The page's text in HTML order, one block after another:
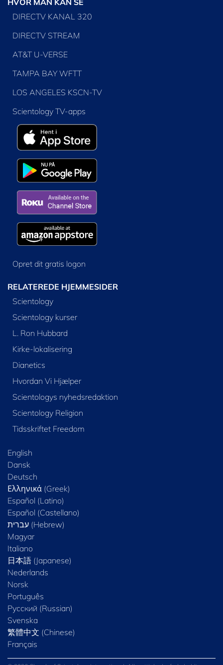
HVOR MAN KAN SE
DIRECTV KANAL 320
DIRECTV STREAM
AT&T U-VERSE
TAMPA BAY WFTT
LOS ANGELES KSCN-TV
Scientology TV-apps
Opret dit gratis logon
RELATEREDE HJEMMESIDER
Scientology
Scientology kurser
L. Ron Hubbard
Kirke-lokalisering
Dianetics
Hvordan Vi Hjælper
Scientologys nyhedsredaktion
Scientology Religion
Tidsskriftet Freedom
English
Dansk
Deutsch
Ελληνικά (Greek)
Español (Latino)
Español (Castellano)
Magyar
Italiano
日本語 (Japanese)
Nederlands
Norsk
Português
Русский (Russian)
Svenska
繁體中文 (Chinese)
Français